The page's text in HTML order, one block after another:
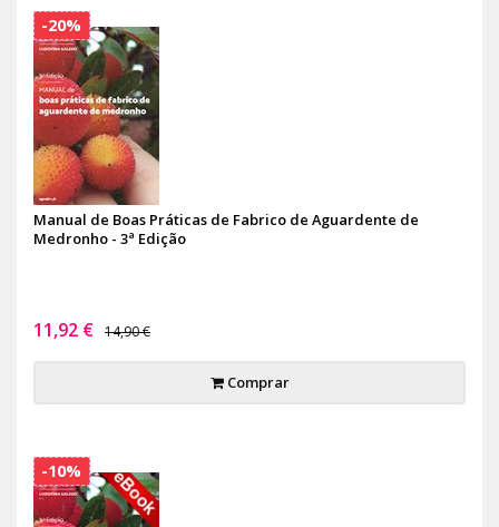
Manual de Boas Práticas de Fabrico de Aguardente de
Medronho - 3ª Edição
11,92 € 14,90 €
Comprar
-20%
-10%